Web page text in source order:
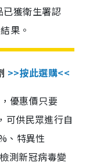
獲衛生署認
果。
>>按此選購<<
優惠價只要
可供民眾進行自
、特異性
測新冠病毒變